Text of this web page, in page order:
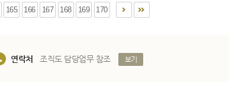
165 166 167 168 169 170
연락처 조직도 담당업무 참조 보기